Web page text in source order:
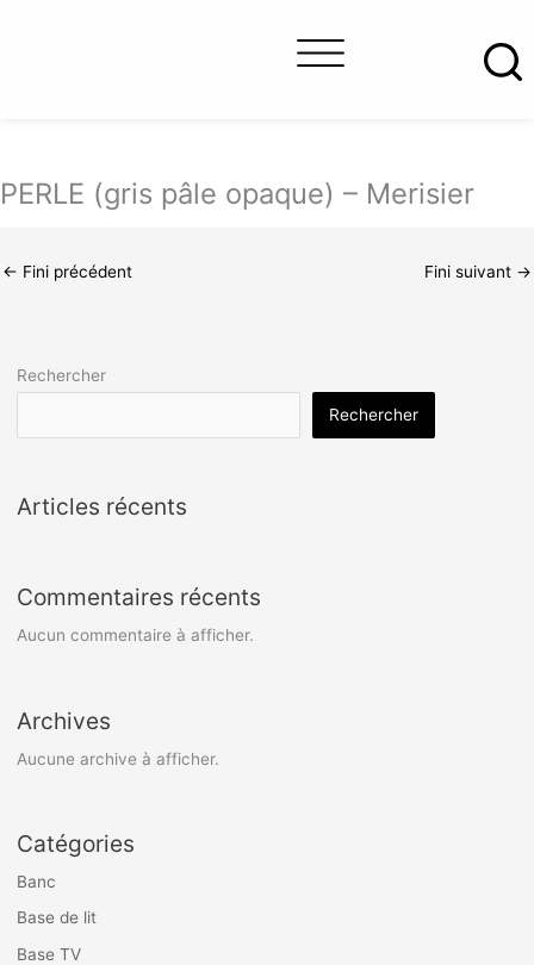
PERLE (gris pâle opaque) – Merisier
← Fini précédent Fini suivant →
Rechercher
Rechercher
Articles récents
Commentaires récents
Aucun commentaire à afficher.
Archives
Aucune archive à afficher.
Catégories
Banc
Base de lit
Base TV